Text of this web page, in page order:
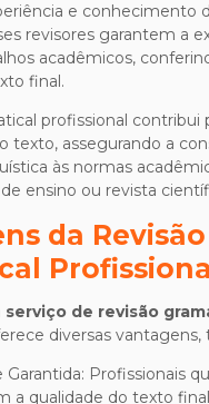
e conhecimento
revisores garantem a
acadêmicos,
final.
profissional contribui
texto, assegurando a
às normas
ensino ou revista
da Revisão
serviço de revisão
diversas vantagens,
a qualidade do texto